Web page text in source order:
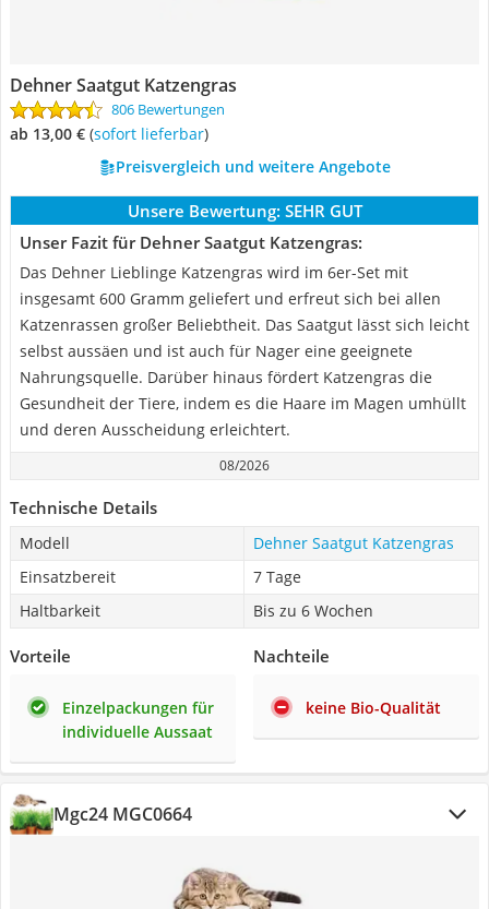
Dehner Saatgut Katzengras
806 Bewertungen
ab 13,00 € ( Sofort lieferbar)
Preisvergleich und weitere Angebote
Unsere Bewertung: SEHR GUT
Unser Fazit für Dehner Saatgut Katzengras:
Das Dehner Lieblinge Katzengras wird im 6er-Set mit
insgesamt 600 Gramm geliefert und erfreut sich bei allen
Katzenrassen großer Beliebtheit. Das Saatgut lässt sich leicht
selbst aussäen und ist auch für Nager eine geeignete
Nahrungsquelle. Darüber hinaus fördert Katzengras die
Gesundheit der Tiere, indem es die Haare im Magen umhüllt
und deren Ausscheidung erleichtert.
08/2026
Technische Details
Modell
Dehner Saatgut Katzengras
Einsatzbereit
7 Tage
Haltbarkeit
Bis zu 6 Wochen
Vorteile
Einzelpackungen für
individuelle Aussaat
Nachteile
keine Bio-Qualität
Mgc24 MGC0664